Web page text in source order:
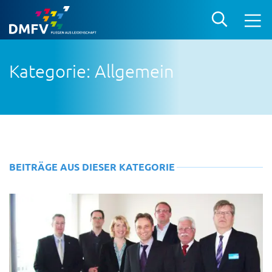
Kategorie: Allgemein
BEITRÄGE AUS DIESER KATEGORIE